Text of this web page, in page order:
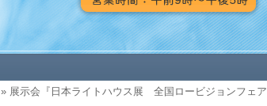
» 展示会『日本ライトハウス展 全国ロービジョンフェア